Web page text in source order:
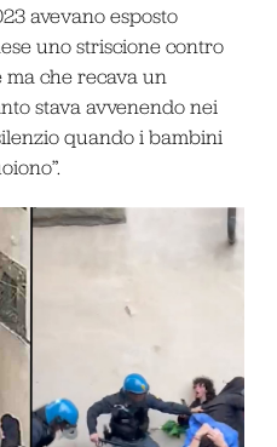
avevano esposto
uno striscione contro
che recava un
stava avvenendo nei
quando i bambini